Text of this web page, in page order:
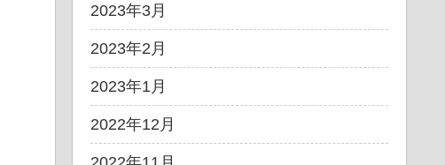
2023年3月
2023年2月
2023年1月
2022年12月